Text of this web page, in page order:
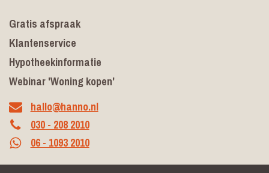
Gratis afspraak
Klantenservice
Hypotheekinformatie
Webinar 'Woning kopen'
hallo@hanno.nl
030 - 208 2010
06 - 1093 2010